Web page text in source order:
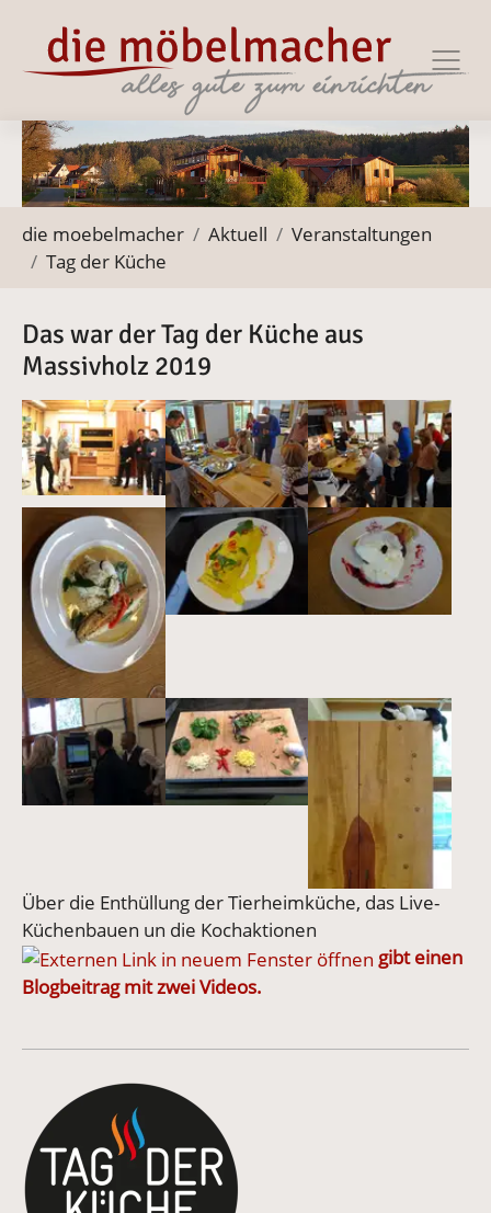
Zur Haupt-Navigation springen
Zum Hauptinhalt springen
Zum Footer springen
die moebelmacher Aktuell
Veranstaltungen
Tag der Küche
Das war der Tag der Küche aus
Massivholz 2019
Über die Enthüllung der Tierheimküche, das Live-
Küchenbauen un die Kochaktionen
gibt einen
Blogbeitrag mit zwei Videos.
Vergrößerte Version anzeigen für Tag der Küche 2019